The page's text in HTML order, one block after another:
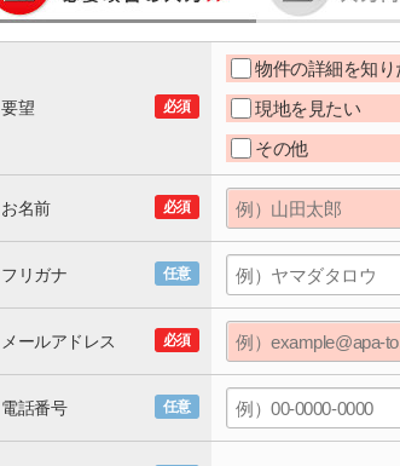
必須
要望
物件の詳細を知り
現地を見たい
その他
必須
お名前
任意
フリガナ
必須
メールアドレス
任意
電話番号